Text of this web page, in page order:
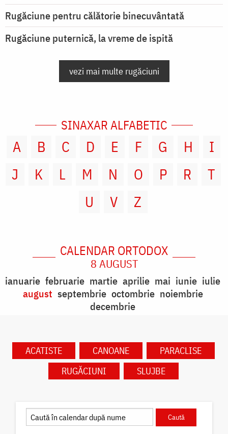
Rugăciune pentru călătorie binecuvântată
Rugăciune puternică, la vreme de ispită
vezi mai multe rugăciuni
SINAXAR ALFABETIC
A B C D E F G H
I
J
K L M N O P R
T
U
V Z
CALENDAR ORTODOX
8 AUGUST
ianuarie februarie martie aprilie mai iunie iulie
august septembrie octombrie noiembrie
decembrie
ACATISTE CANOANE
PARACLISE
RUGĂCIUNI
SLUJBE